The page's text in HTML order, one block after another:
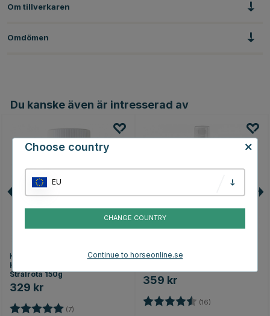
Om tillverkaren
Omdömen
Du kanske även är intresserad av
KEVIN BACON
Hovolja Hoof Solution mot
Strålröta 150g
329 kr
Betyg: (7)
VEREDUS
359 kr
Betyg: (16)
Choose country
EU
CHANGE COUNTRY
Continue to horseonline.se